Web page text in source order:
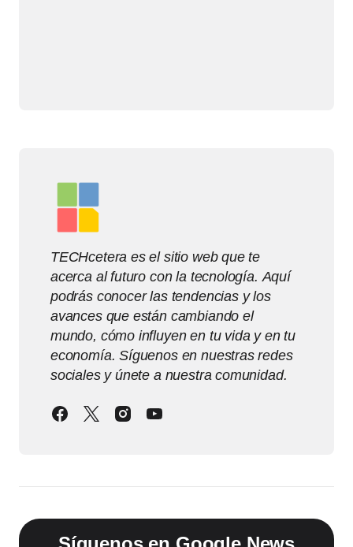
TECHcetera es el sitio web que te
acerca al futuro con la tecnología. Aquí
podrás conocer las tendencias y los
avances que están cambiando el
mundo, cómo influyen en tu vida y en tu
economía. Síguenos en nuestras redes
sociales y únete a nuestra comunidad.